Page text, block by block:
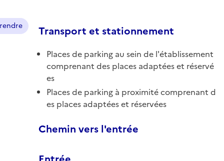
Transport et stationnement
Places de parking au sein de l'établissement
comprenant des places adaptées et réservé
es
Places de parking à proximité comprenant d
es places adaptées et réservées
Chemin vers l'entrée